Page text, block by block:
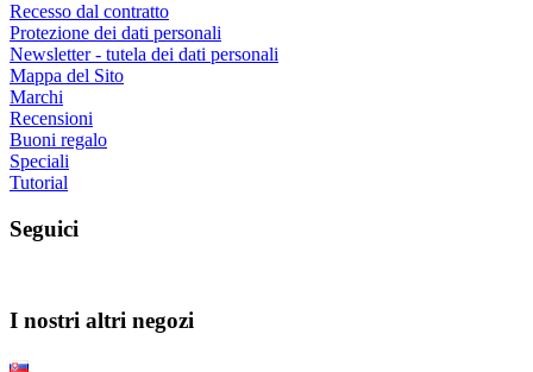
Recesso dal contratto
Protezione dei dati personali
Newsletter - tutela dei dati personali
Mappa del Sito
Marchi
Recensioni
Buoni regalo
Speciali
Tutorial
Seguici
I nostri altri negozi